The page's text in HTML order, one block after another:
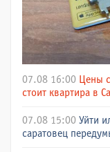
07.08 16:00 Цены
стоит квартира в
07.08 15:00 Уйти
саратовец